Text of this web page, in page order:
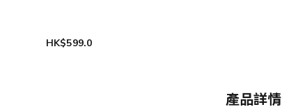
HK$599.0
產品詳情